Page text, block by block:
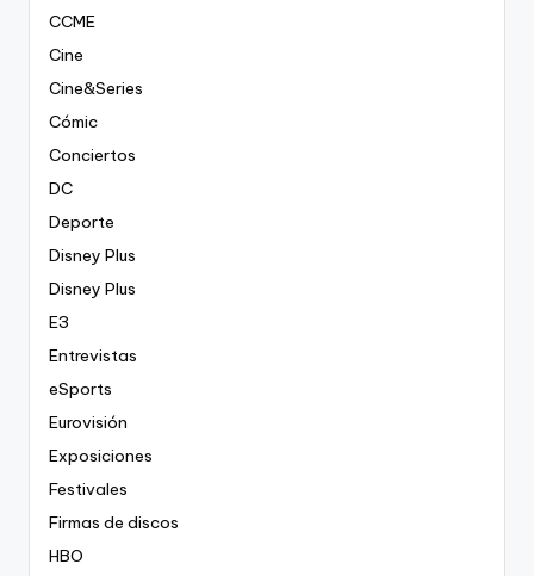
CCME
Cine
Cine&Series
Cómic
Conciertos
DC
Deporte
Disney Plus
Disney Plus
E3
Entrevistas
eSports
Eurovisión
Exposiciones
Festivales
Firmas de discos
HBO